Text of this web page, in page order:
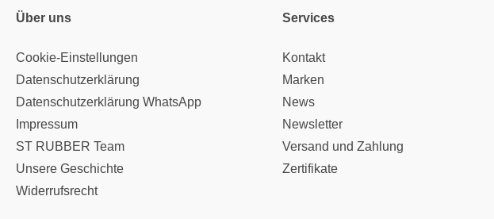
Über uns
Cookie-Einstellungen
Datenschutzerklärung
Datenschutzerklärung WhatsApp
Impressum
ST RUBBER Team
Unsere Geschichte
Widerrufsrecht
Services
Kontakt
Marken
News
Newsletter
Versand und Zahlung
Zertifikate